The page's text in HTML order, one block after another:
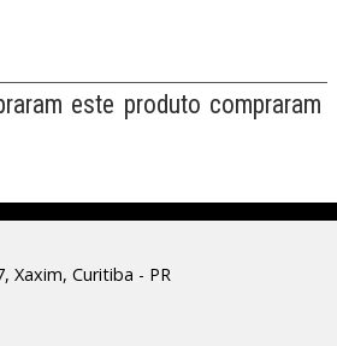
este produto compraram
Xaxim, Curitiba - PR